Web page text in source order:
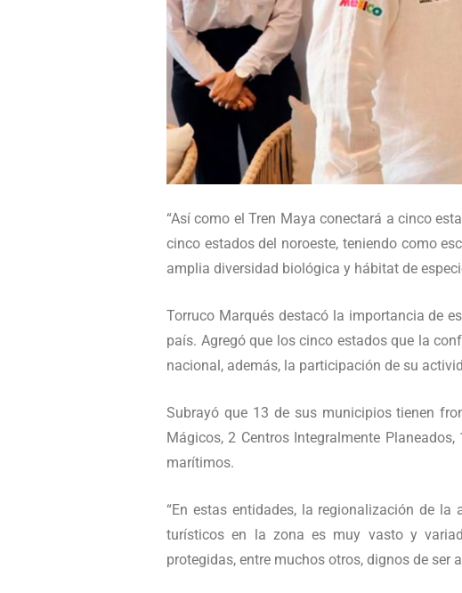
“Así como el Tren Maya conectará a cinco
cinco estados del noroeste, teniendo como
amplia diversidad biológica y hábitat de
Torruco Marqués destacó la importancia de
país. Agregó que los cinco estados que la
nacional, además, la participación de su
Subrayó que 13 de sus municipios tienen
Mágicos, 2 Centros Integralmente
marítimos.
“En estas entidades, la regionalización de
turísticos en la zona es muy vasto y
protegidas, entre muchos otros, dignos de